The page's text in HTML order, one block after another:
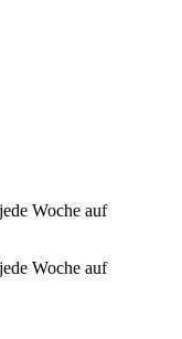
Woche auf